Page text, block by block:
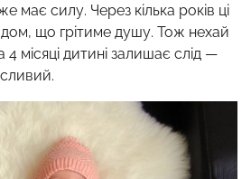
має силу. Через кілька років ці
що грітиме душу. Тож нехай
місяці дитині залишає слід —